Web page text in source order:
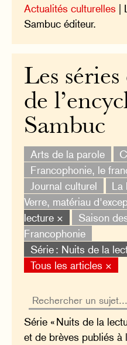
Actualités culturelles |
Sambuc éditeur.
Les séries
de
Sambuc
Arts de la parole
Francophonie, le
Journal culturel
La
Verre, matériau
lecture ×
Saison
Francophonie
Série : Nuits de la
Tous les articles ×
Série « Nuits de la
et de brèves publiés à